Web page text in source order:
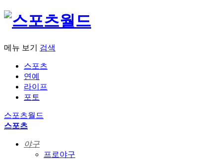
메뉴 보기 검색
스포츠
연예
라이프
포토
스포츠월드
스포츠
야구
프로야구